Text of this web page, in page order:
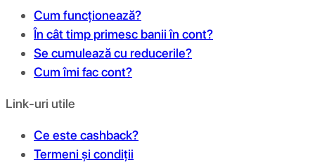
Cum funcționează?
În cât timp primesc banii în cont?
Se cumulează cu reducerile?
Cum îmi fac cont?
Link-uri utile
Ce este cashback?
Termeni și condiții